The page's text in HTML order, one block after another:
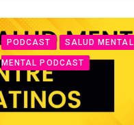
PODCAST SALUD MENTAL
MENTAL PODCAST